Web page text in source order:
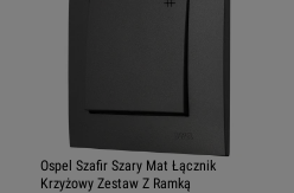
Ospel Szafir Szary Mat Łącznik
Krzyżowy Zestaw Z Ramką